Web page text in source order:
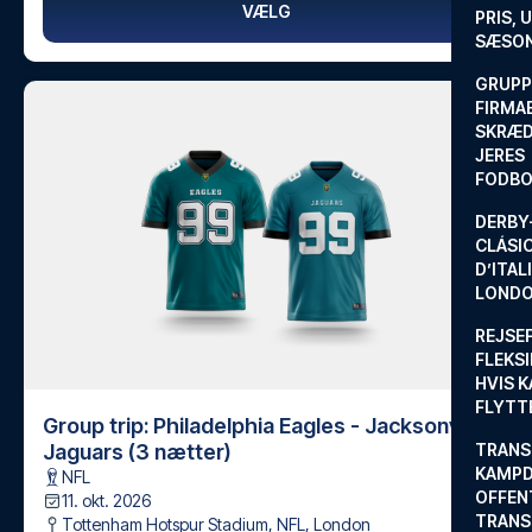
PRIS,
JERES
HVIS
VÆLG
Group trip: Philadelphia Eagles - Jacksonville
Jaguars (3 nætter)
NFL
11. okt. 2026
Tottenham Hotspur Stadium, NFL, London